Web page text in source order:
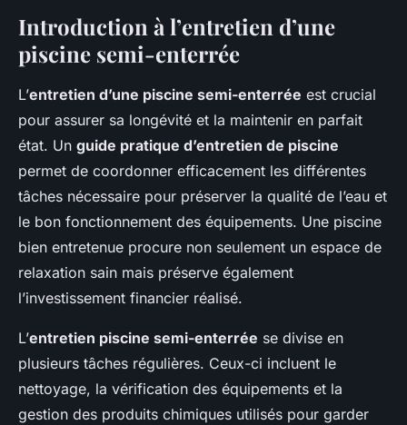
Introduction à l’entretien d’une
piscine semi-enterrée
L’entretien d’une piscine semi-enterrée est crucial
pour assurer sa longévité et la maintenir en parfait
état. Un guide pratique d’entretien de piscine
permet de coordonner efficacement les différentes
tâches nécessaire pour préserver la qualité de l’eau et
le bon fonctionnement des équipements. Une piscine
bien entretenue procure non seulement un espace de
relaxation sain mais préserve également
l’investissement financier réalisé.
L’entretien piscine semi-enterrée se divise en
plusieurs tâches régulières. Ceux-ci incluent le
nettoyage, la vérification des équipements et la
gestion des produits chimiques utilisés pour garder